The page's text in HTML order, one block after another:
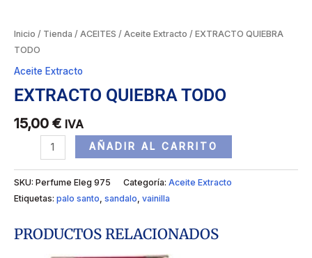
Inicio / Tienda / ACEITES / Aceite Extracto / EXTRACTO QUIEBRA
TODO
Aceite Extracto
EXTRACTO QUIEBRA TODO
15,00 € IVA
AÑADIR AL CARRITO
SKU: Perfume Eleg 975 Categoría: Aceite Extracto
Etiquetas: palo santo sandalo vainilla
PRODUCTOS RELACIONADOS